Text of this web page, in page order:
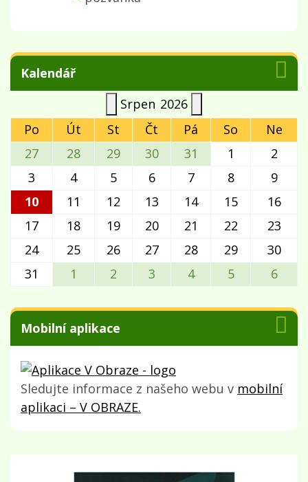
Kalendář
Srpen 2026
Po
Út St Čt Pá So
Ne
27
28 29 30 31 1
2
3
4 5 6 7 8
9
10
11 12 13 14 15
16
17
18 19 20 21 22
23
24
25 26 27 28 29
30
31
1 2 3 4 5 6
Mobilní aplikace
Sledujte informace z našeho webu v mobilní
aplikaci – V OBRAZE.